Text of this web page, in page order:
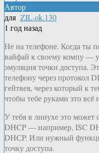
Автор
для ZIL.ok.130
1 год назад
Не на телефоне. Когда ты
вайфай к своему компу — у
эмуляция точки доступа.
телефону через протокол
гейтвея, через который к
чтобы тебе руками это всё
У тебя в линухе это может
DHCP — например, ISC
DHCP. Или нужный
точку доступа.